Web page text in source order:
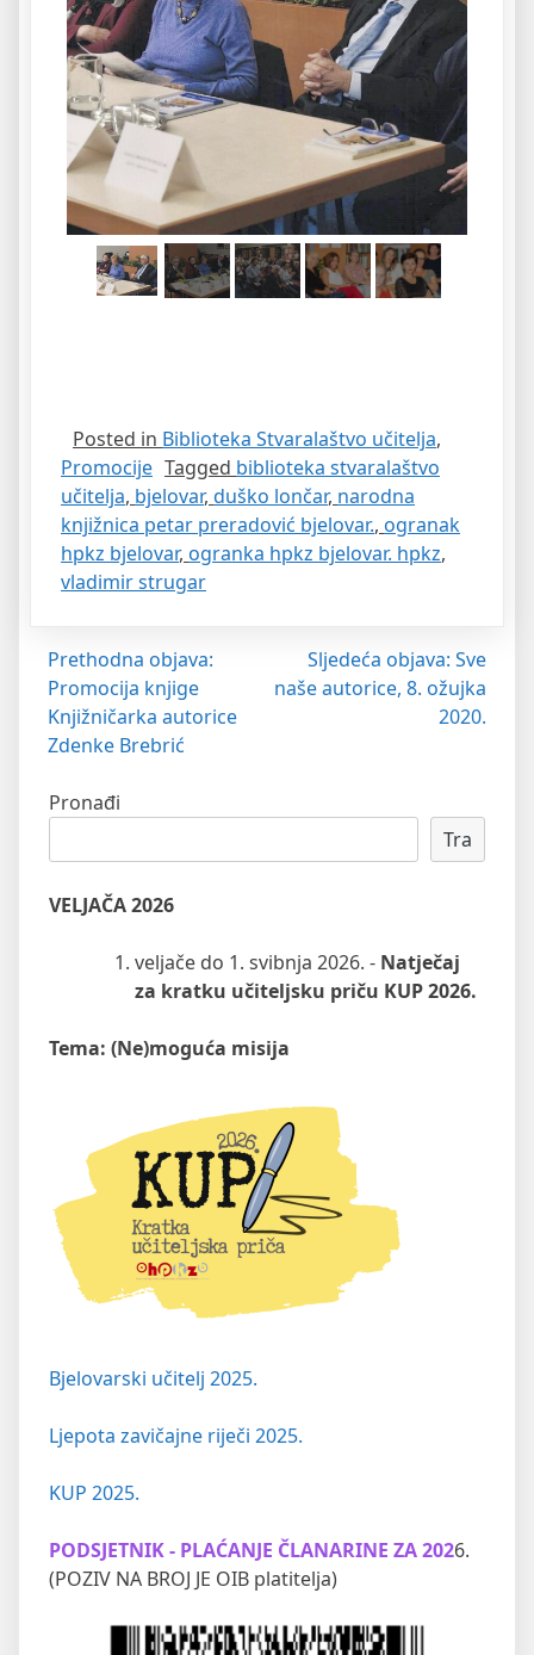
Posted in Biblioteka Stvaralaštvo učitelja,
Promocije Tagged biblioteka stvaralaštvo
učitelja, bjelovar, duško lončar, narodna
knjižnica petar preradović bjelovar., ogranak
hpkz bjelovar, ogranka hpkz bjelovar. hpkz,
vladimir strugar
Navigacija
objava
Prethodna objava:
Promocija knjige
Knjižničarka autorice
Zdenke Brebrić
Sljedeća objava: Sve
naše autorice, 8. ožujka
2020.
Pronađi
Tra
VELJAČA 2026
veljače do 1. svibnja 2026. - Natječaj
za kratku učiteljsku priču KUP 2026.
Tema: (Ne)moguća misija
Bjelovarski učitelj 2025.
Ljepota zavičajne riječi 2025.
KUP 2025.
PODSJETNIK - PLAĆANJE ČLANARINE ZA 2026.
(POZIV NA BROJ JE OIB platitelja)